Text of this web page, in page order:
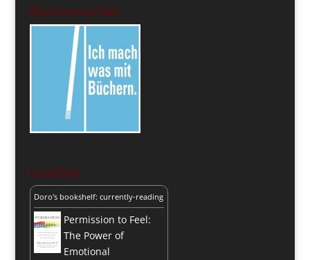
Buchmenschen
Leseliste
Doro's bookshelf: currently-reading
Permission to Feel:
The Power of
Emotional